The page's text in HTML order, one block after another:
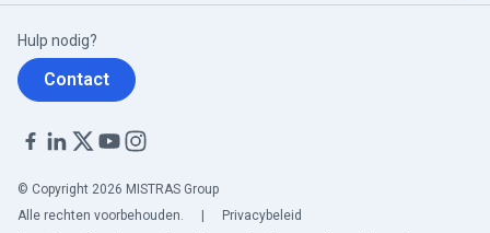
Hulp nodig?
Contact
© Copyright 2026 MISTRAS Group
Alle rechten voorbehouden.
Privacybeleid